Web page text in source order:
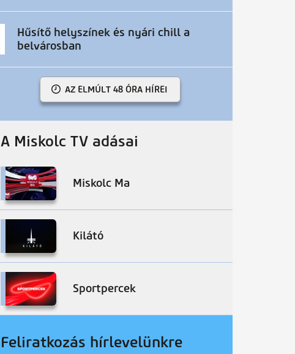
Hűsítő helyszínek és nyári chill a
belvárosban
AZ ELMÚLT 48 ÓRA HÍREI
A Miskolc TV adásai
Miskolc Ma
Kilátó
Sportpercek
Feliratkozás hírlevelünkre